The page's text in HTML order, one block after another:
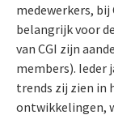
medewerkers, bij
belangrijk voor
van CGI zijn
members). Ieder
trends zij zien in
ontwikkelingen,